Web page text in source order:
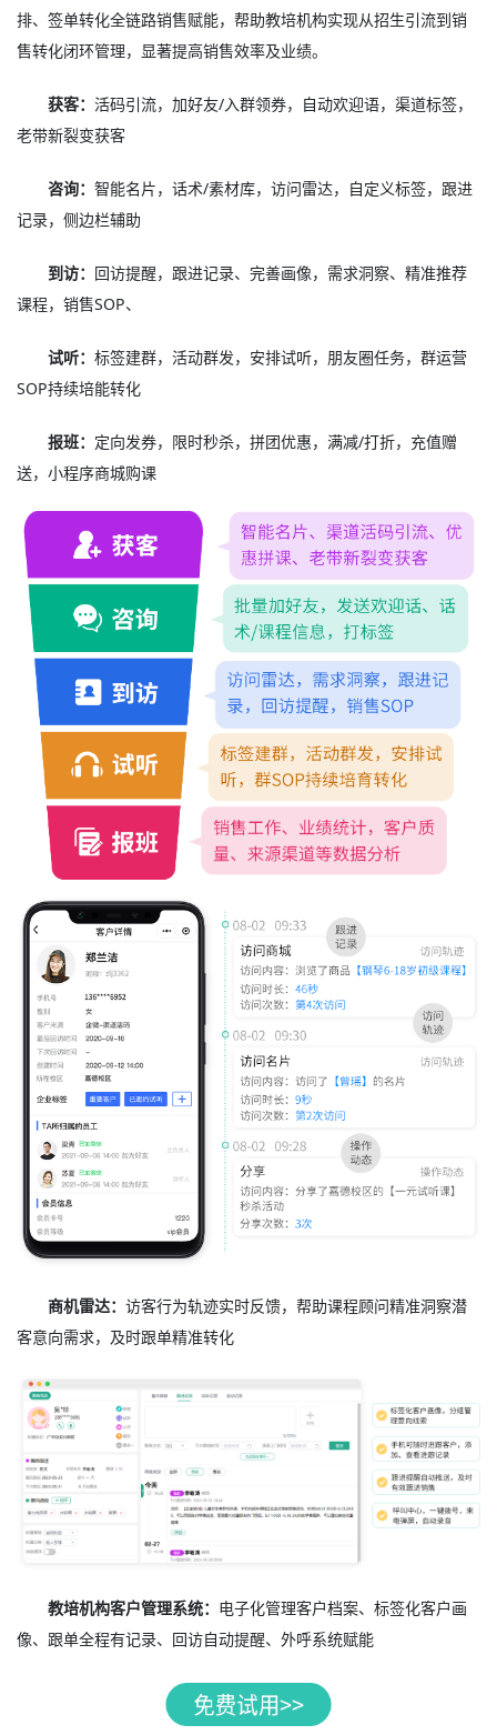
排、签单转化全链路销售赋能，帮助教培机构实现从招生引流到销
售转化闭环管理，显著提高销售效率及业绩。
获客：活码引流，加好友/入群领券，自动欢迎语，渠道标签，
老带新裂变获客
咨询：智能名片，话术/素材库，访问雷达，自定义标签，跟进
记录，侧边栏辅助
到访： 回访提醒，跟进记录、完善画像，需求洞察、精准推荐
课程，销售SOP、
试听：标签建群，活动群发，安排试听，朋友圈任务，群运营
SOP持续培能转化
报班： 定向发券，限时秒杀，拼团优惠，满减/打折，充值赠
送，小程序商城购课
商机雷达：访客行为轨迹实时反馈，帮助课程顾问精准洞察潜
客意向需求，及时跟单精准转化
教培机构客户管理系统： 电子化管理客户档案、标签化客户画
像、跟单全程有记录、回访自动提醒、外呼系统赋能